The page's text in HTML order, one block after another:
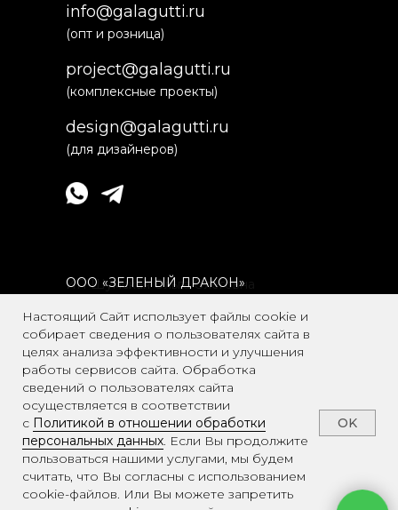
Настоящий Сайт использует файлы cookie и
собирает сведения о пользователях сайта в
целях анализа эффективности и улучшения
работы сервисов сайта. Обработка
сведений о пользователях сайта
осуществляется в соответствии
с Политикой в отношении обработки
персональных данных. Если Вы продолжите
пользоваться нашими услугами, мы будем
считать, что Вы согласны с использованием
cookie-файлов. Или Вы можете запретить
OK
(для дизайнеров)
design@galagutti.ru
(комплексные проекты)
project@galagutti.ru
(опт и розница)
info@galagutti.ru
Адрес: г. Москва, вн.тер.г. Муниципальный
Округ Басманный, пер Спартаковский, 26,
стр. 2, п 2/П
Политика конфиденциальности
FAQ
ИП Шумская Ольга Олеговна
ООО «ЗЕЛЕНЫЙ ДРАКОН»